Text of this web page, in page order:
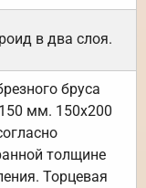
в два слоя.
бруса
мм. 150х200
толщине
Торцевая